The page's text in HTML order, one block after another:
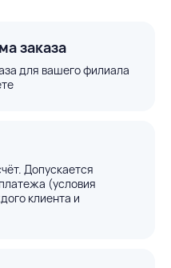
заказа
для вашего филиала
Допускается
(условия
клиента и